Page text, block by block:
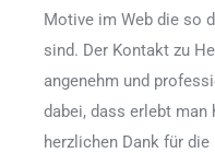
Motive im Web die so
sind. Der Kontakt zu
angenehm und
dabei, dass erlebt
herzlichen Dank für